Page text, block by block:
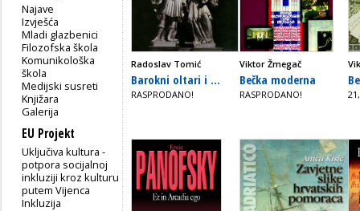
Najave
Izvješća
Mladi glazbenici
Filozofska škola
Komunikološka
škola
Medijski susreti
Knjižara
Galerija
EU Projekt
Uključiva kultura -
potpora socijalnoj
inkluziji kroz kulturu
putem Vijenca
Inkluzija
Radoslav Tomić
Barokni oltari i ...
RASPRODANO!
Viktor Žmegač
Bečka moderna
RASPRODANO!